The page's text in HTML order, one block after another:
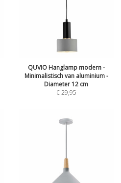
QUVIO Hanglamp modern -
Minimalistisch van aluminium -
Diameter 12 cm
€29,95